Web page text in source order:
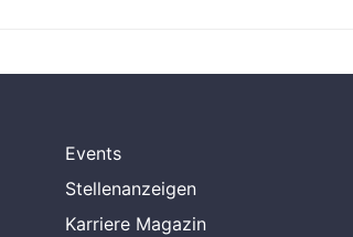
Events
Stellenanzeigen
Karriere Magazin